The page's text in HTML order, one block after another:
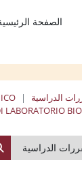
الصفحة
الدراسية
LABORATORIO
الدراسية